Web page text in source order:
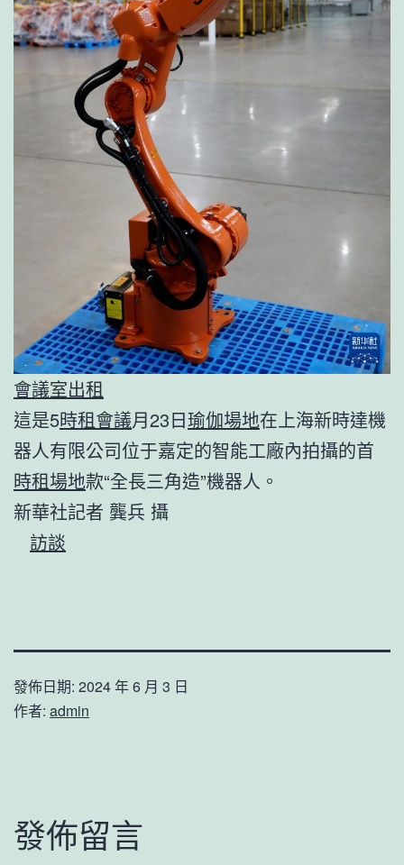
會議室出租
這是5時租會議月23日瑜伽場地在上海新時達機
器人有限公司位于嘉定的智能工廠內拍攝的首
時租場地款“全長三角造”機器人。
新華社記者 龔兵 攝
訪談
發佈日期: 2024 年 6 月 3 日
作者: admin
發佈留言